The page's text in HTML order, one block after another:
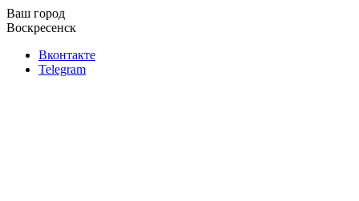
Ваш город
Воскресенск
Вконтакте
Telegram